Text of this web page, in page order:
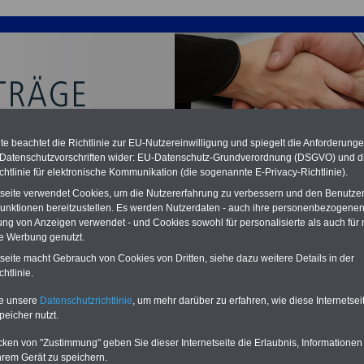
Altersvorsorge für Arbeitnehmerinnen und
Neu aufgelegt: Oktober 2025 PDF-SERVICE: 15 Euro
Euro (inkl. MwSt.) bei einer Laufzeit
von 12 Monaten bleiben Sie bei den
Tarifverträge für den öffentlichen
beachtet die Richtlinie zur EU-Nutzereinwilligung und spiegelt die
wider: EU-Datenschutz-Grundverordnung (DSGVO) und
für elektronische Kommunikation (die sogenannte E-Privacy-Richtlinie).
verwendet Cookies, um die Nutzererfahrung zu verbessern und den
bereitzustellen. Es werden Nutzerdaten - auch ihre
von Anzeigen verwendet - und Cookies sowohl für personalisierte als auch für
Werbung genutzt.
macht Gebrauch von Cookies von Dritten, siehe dazu weitere Details in der
unsere Datenschutzrichtlinie , um mehr darüber zu erfahren, wie diese
nutzt.
von "Zustimmung" geben Sie dieser Internetseite die Erlaubnis,
Gerät zu speichern.